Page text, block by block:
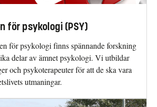
för psykologi (PSY)
för psykologi finns spännande forskning
delar av ämnet psykologi. Vi utbildar
och psykoterapeuter för att de ska vara
utmaningar.